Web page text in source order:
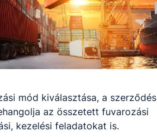
mód kiválasztása, a szerződés
az összetett fuvarozási
kezelési feladatokat is.